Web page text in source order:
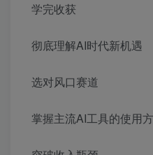
学完收获
彻底理解AI时代新机遇
选对风口赛道
掌握主流AI工具的使用